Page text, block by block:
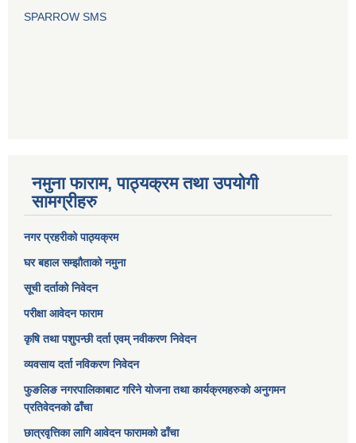
SPARROW SMS
नमुना फाराम, पाठ्यक्रम तथा उपयोगी
सामग्रीहरु
नगर प्रहरीको पाठ्यक्रम
घर बहाल सम्झौताको नमुना
सूची दर्ताको निवेदन
परीक्षा आवेदन फाराम
कृषि तथा पशुपन्छी दर्ता एवम् नवीकरण निवेदन
व्यवसाय दर्ता नविकरण निवेदन
फुङलिङ नगरपालिकाबाट गरिने योजना तथा कार्यक्रमहरुको अनुगमन
प्रतिवेदनको ढाँचा
छात्रवृत्तिका लागि आवेदन फारामको ढाँचा